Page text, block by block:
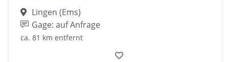
Lingen (Ems)
Gage: auf Anfrage
ca. 81 km entfernt